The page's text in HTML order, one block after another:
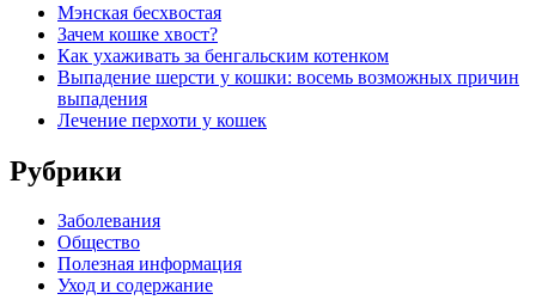
Мэнская бесхвостая
Зачем кошке хвост?
Как ухаживать за бенгальским котенком
Выпадение шерсти у кошки: восемь возможных причин
выпадения
Лечение перхоти у кошек
Рубрики
Заболевания
Общество
Полезная информация
Уход и содержание